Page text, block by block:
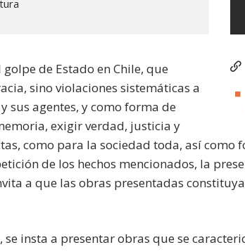
de Estado en Chile, que
sino violaciones sistemáticas a
sus agentes, y como forma de
exigir verdad, justicia y
como para la sociedad toda, así como
de los hechos mencionados, la
a que las obras presentadas
insta a presentar obras que se